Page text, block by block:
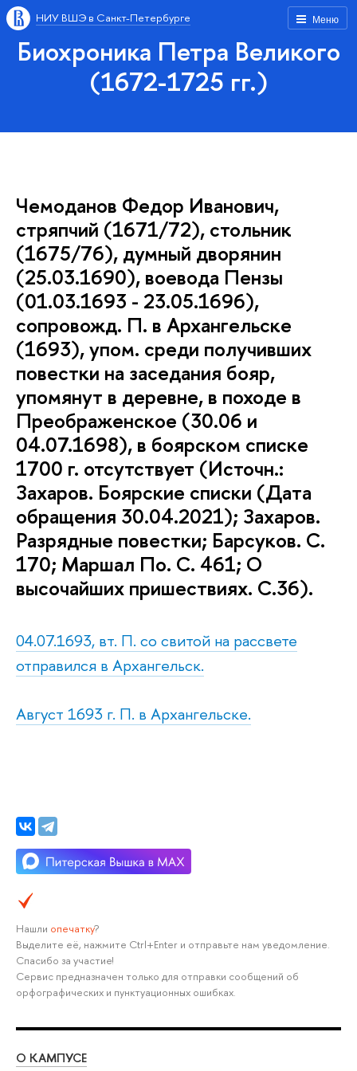
Меню
НИУ ВШЭ в Санкт-Петербурге
Биохроника Петра Великого
(1672-1725 гг.)
Чемоданов Федор Иванович,
стряпчий (1671/72), стольник
(1675/76), думный дворянин
(25.03.1690), воевода Пензы
(01.03.1693 - 23.05.1696),
сопровожд. П. в Архангельске
(1693), упом. среди получивших
повестки на заседания бояр,
упомянут в деревне, в походе в
Преображенское (30.06 и
04.07.1698), в боярском списке
1700 г. отсутствует (Источн.:
Захаров. Боярские списки (Дата
обращения 30.04.2021); Захаров.
Разрядные повестки; Барсуков. С.
170; Маршал По. С. 461; О
высочайших пришествиях. С.36).
04.07.1693, вт. П. со свитой на рассвете
отправился в Архангельск.
Август 1693 г. П. в Архангельске.
Нашли опечатку?
Выделите её, нажмите Ctrl+Enter и отправьте нам уведомление.
Спасибо за участие!
Сервис предназначен только для отправки сообщений об
орфографических и пунктуационных ошибках.
О КАМПУСЕ